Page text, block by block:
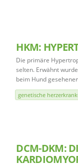
HKM:
Die primäre
selten. Erwähnt
beim Hund
genetische
DCM-DKM: